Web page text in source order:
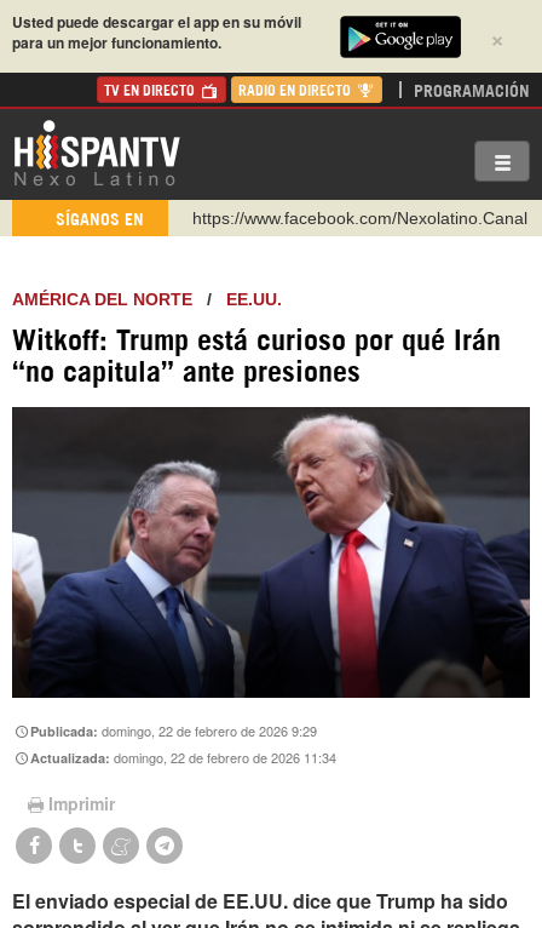
×
Usted puede descargar el app en su móvil
para un mejor funcionamiento.
TV EN DIRECTO RADIO EN DIRECTO PROGRAMACIÓN
SÍGANOS EN https://www.facebook.com/Nexolatino.Canal
https://www.youtube.com/@nexo_latino
https://t.me/hispantvcanal
https://urmedium.com/c/hispantv
WhatsApp y Viber: +98 921 79 29 404
AMÉRICA DEL NORTE / EE.UU.
Witkoff: Trump está curioso por qué Irán
“no capitula” ante presiones
Publicada:domingo, 22 de febrero de 2026 9:29
Actualizada:domingo, 22 de febrero de 2026 11:34
Imprimir
El enviado especial de EE.UU. dice que Trump ha sido